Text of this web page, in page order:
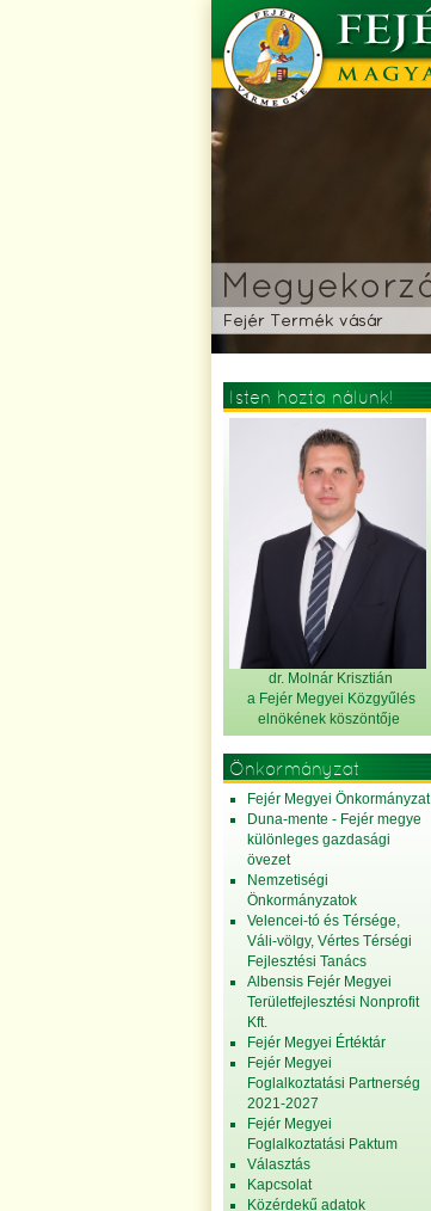
Isten hozta nálunk!
dr. Molnár Krisztián
a Fejér Megyei Közgyűlés
elnökének köszöntője
Önkormányzat
Fejér Megyei Önkormányzat
Duna-mente - Fejér megye
különleges gazdasági
övezet
Nemzetiségi
Önkormányzatok
Velencei-tó és Térsége,
Váli-völgy, Vértes Térségi
Fejlesztési Tanács
Albensis Fejér Megyei
Területfejlesztési Nonprofit
Kft.
Fejér Megyei Értéktár
Fejér Megyei
Foglalkoztatási Partnerség
2021-2027
Fejér Megyei
Foglalkoztatási Paktum
Választás
Kapcsolat
Közérdekű adatok